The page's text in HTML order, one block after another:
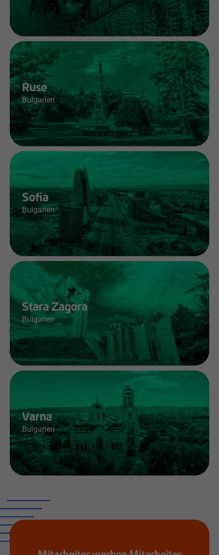
Jobs & Infos
Ruse
Bulgarien
Sofia
Bulgarien
Jobs & Infos
Stara Zagora
Bulgarien
Varna
Bulgarien